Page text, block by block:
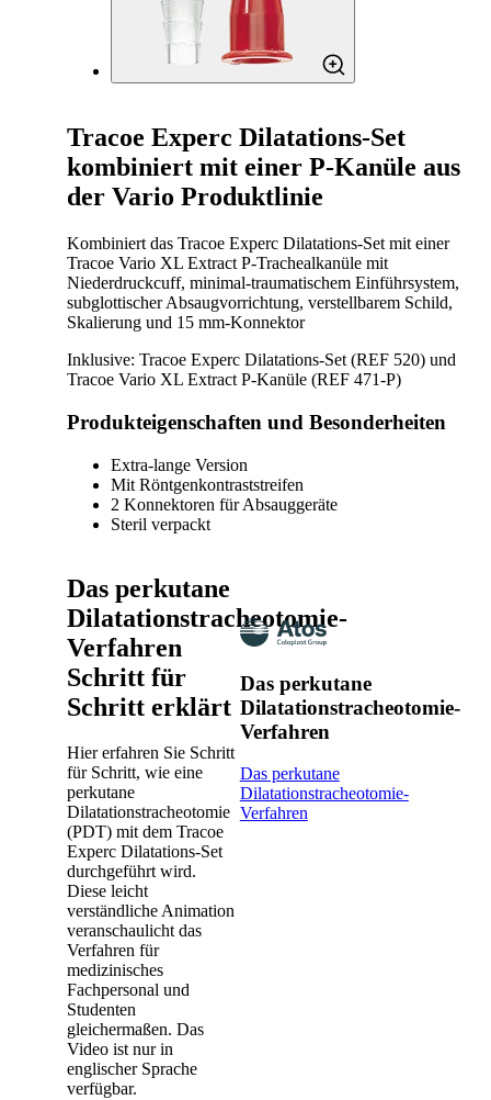
Tracoe Experc Dilatations-Set
kombiniert mit einer P-Kanüle aus
der Vario Produktlinie
Kombiniert das Tracoe Experc Dilatations-Set mit einer
Tracoe Vario XL Extract P-Trachealkanüle mit
Niederdruckcuff, minimal-traumatischem Einführsystem,
subglottischer Absaugvorrichtung, verstellbarem Schild,
Skalierung und 15 mm-Konnektor
Inklusive: Tracoe Experc Dilatations-Set (REF 520) und
Tracoe Vario XL Extract P-Kanüle (REF 471-P)
Produkteigenschaften und Besonderheiten
Extra-lange Version
Mit Röntgenkontraststreifen
2 Konnektoren für Absauggeräte
Steril verpackt
Das perkutane
Dilatationstracheotomie-
Verfahren
Schritt für
Schritt erklärt
Hier erfahren Sie Schritt
für Schritt, wie eine
perkutane
Dilatationstracheotomie
(PDT) mit dem Tracoe
Experc Dilatations-Set
durchgeführt wird.
Diese leicht
verständliche Animation
veranschaulicht das
Verfahren für
medizinisches
Fachpersonal und
Studenten
gleichermaßen. Das
Video ist nur in
englischer Sprache
verfügbar.
Das perkutane
Dilatationstracheotomie-
Verfahren
Das perkutane
Dilatationstracheotomie-
Verfahren